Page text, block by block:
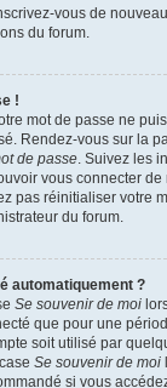
vous de
du forum.
!
mot de passe ne
Rendez-vous sur la
de passe. Suivez les
vous connecter
pas réinitialiser votre
du forum.
automatiquement ?
Se souvenir de moi
que pour une
soit utilisé par
Se souvenir de moi
si vous